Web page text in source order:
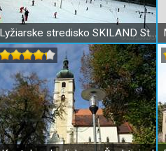
Lyžiarske stredisko SKILAND Stará Myjava